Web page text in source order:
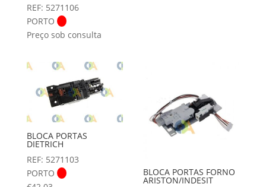
REF: 5271106
PORTO
Preço sob consulta
BLOCA PORTAS
DIETRICH
REF: 5271103
PORTO
BLOCA PORTAS FORNO
ARISTON/INDESIT